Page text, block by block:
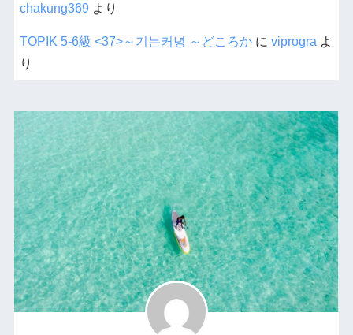
chakung369 より
TOPIK 5-6級 <37>～기는커녕 ～どころかに viprogra よ
り